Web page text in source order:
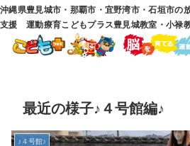
沖縄県豊見城市・那覇市・宜野湾市・石垣市の
支援 運動療育こどもプラス豊見城教室・小禄
最近の様子♪４号館編♪
♪４号館♪